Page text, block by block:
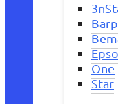
One
Star